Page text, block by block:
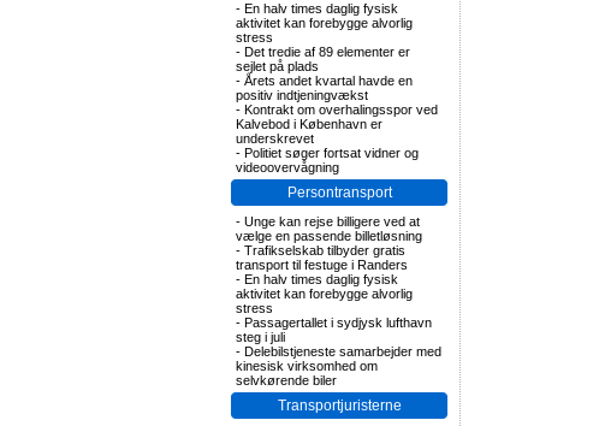
- En halv times daglig fysisk
aktivitet kan forebygge alvorlig
stress
- Det tredie af 89 elementer er
sejlet på plads
- Årets andet kvartal havde en
positiv indtjeningvækst
- Kontrakt om overhalingsspor ved
Kalvebod i København er
underskrevet
- Politiet søger fortsat vidner og
videoovervågning
Persontransport
- Unge kan rejse billigere ved at
vælge en passende billetløsning
- Trafikselskab tilbyder gratis
transport til festuge i Randers
- En halv times daglig fysisk
aktivitet kan forebygge alvorlig
stress
- Passagertallet i sydjysk lufthavn
steg i juli
- Delebilstjeneste samarbejder med
kinesisk virksomhed om
selvkørende biler
Transportjuristerne